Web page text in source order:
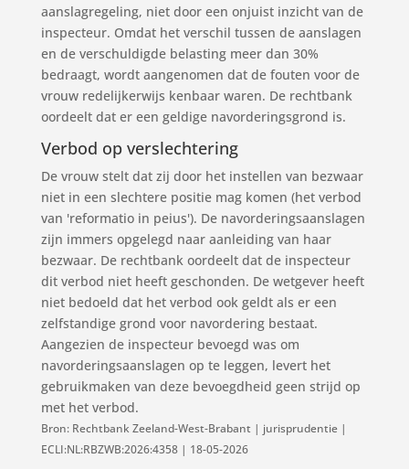
aanslagregeling, niet door een onjuist inzicht van de
inspecteur. Omdat het verschil tussen de aanslagen
en de verschuldigde belasting meer dan 30%
bedraagt, wordt aangenomen dat de fouten voor de
vrouw redelijkerwijs kenbaar waren. De rechtbank
oordeelt dat er een geldige navorderingsgrond is.
Verbod op verslechtering
De vrouw stelt dat zij door het instellen van bezwaar
niet in een slechtere positie mag komen (het verbod
van 'reformatio in peius'). De navorderingsaanslagen
zijn immers opgelegd naar aanleiding van haar
bezwaar. De rechtbank oordeelt dat de inspecteur
dit verbod niet heeft geschonden. De wetgever heeft
niet bedoeld dat het verbod ook geldt als er een
zelfstandige grond voor navordering bestaat.
Aangezien de inspecteur bevoegd was om
navorderingsaanslagen op te leggen, levert het
gebruikmaken van deze bevoegdheid geen strijd op
met het verbod.
Bron: Rechtbank Zeeland-West-Brabant | jurisprudentie |
ECLI:NL:RBZWB:2026:4358 | 18-05-2026